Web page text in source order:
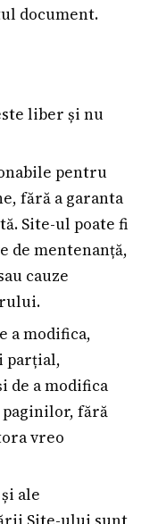
document.
liber și nu
pentru
fără a garanta
Site-ul poate fi
de mentenanță,
cauze
a modifica,
parțial,
de a modifica
fără
vreo
ale